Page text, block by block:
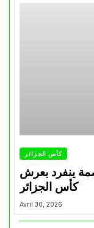
كأس الجزائر
ينفرد بعرش
كأس الجزائر
Avril 30, 2026